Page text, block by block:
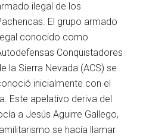
ilegal de los
El grupo armado
conocido como
Conquistadores
la Sierra Nevada (ACS) se
inicialmente con el
Este apelativo deriva del
a Jesús Aguirre Gallego,
se hacía llamar